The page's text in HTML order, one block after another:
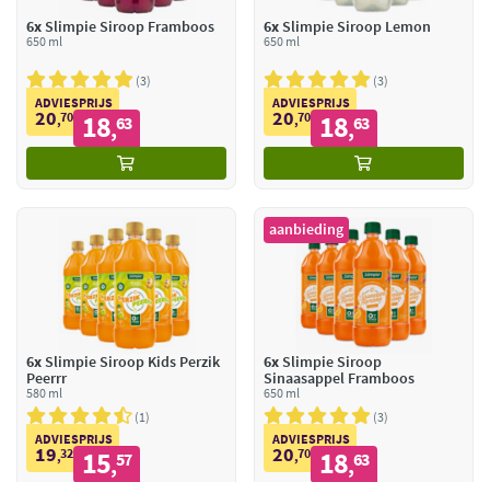
6x Slimpie Siroop Framboos
650 ml
3
ADVIESPRIJS
20,70 18,63
6xSlimpie Siroop Lemon
650 ml
3
ADVIESPRIJS
20,70 18,63
6x Slimpie Siroop Kids Perzik
Peerrr
580 ml
1
ADVIESPRIJS
19,32 15,57
aanbieding
6xSlimpie Siroop
Sinaasappel Framboos
650 ml
3
ADVIESPRIJS
20,70 18,63